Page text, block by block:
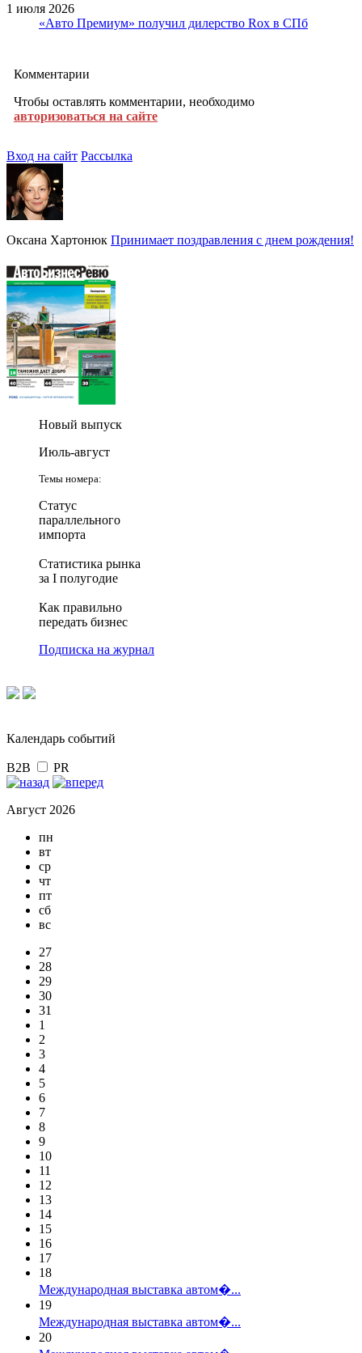
1 июля 2026
«Авто Премиум» получил дилерство Rox в СПб
Комментарии
Чтобы оставлять комментарии, необходимо
авторизоваться на сайте
Вход на сайт Рассылка
Оксана Хартонюк Принимает поздравления с днем рождения!
Новый выпуск
Июль-август
Темы номера:
Статус
параллельного
импорта
Статистика рынка
за I полугодие
Как правильно
передать бизнес
Подписка на журнал
Календарь событий
B2B PR
Август 2026
пн
вт
ср
чт
пт
сб
вс
27
28
29
30
31
1
2
3
4
5
6
7
8
9
10
11
12
13
14
15
16
17
18
Международная выставка автом�...
19
Международная выставка автом�...
20